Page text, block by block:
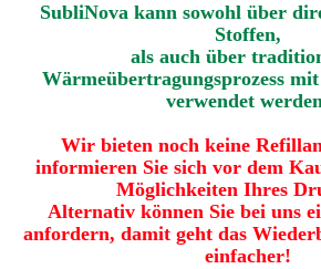
SubliNova kann sowohl über
Stoffen,
als auch über
Wärmeübertragungsprozess
verwendet
Wir bieten noch keine
informieren Sie sich vor dem
Möglichkeiten Ihres
Alternativ können Sie bei uns
anfordern, damit geht das
einfacher!